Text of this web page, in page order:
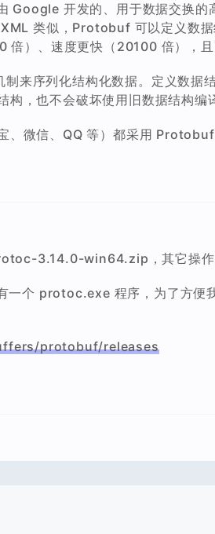
开发的、用于数据交换的
类似，Protobuf 可以定义数
）、速度更快（20100 倍），且
来序列化结构化数据。定义数据
，也不会破坏使用旧数据结构编
、微信、QQ 等）都采用 Protobuf
3.14.0-win64.zip，其它操作
个 protoc.exe 程序，为了方便
protobuf/releases